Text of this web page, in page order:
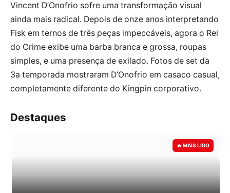
Vincent D’Onofrio sofre uma transformação visual
ainda mais radical. Depois de onze anos interpretando
Fisk em ternos de três peças impeccáveis, agora o Rei
do Crime exibe uma barba branca e grossa, roupas
simples, e uma presença de exilado. Fotos de set da
3a temporada mostraram D’Onofrio em casaco casual,
completamente diferente do Kingpin corporativo.
Destaques